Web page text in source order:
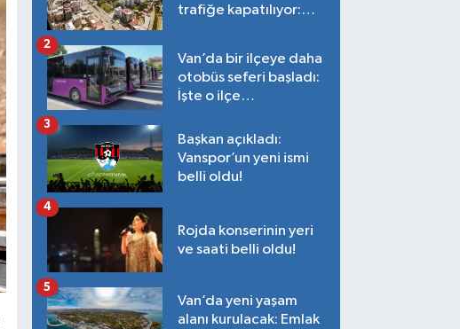
trafiğe kapatılıyor:
Van’da bir ilçeye daha
otobüs seferi başladı:
İşte o ilçe…
2
Başkan açıkladı:
Vanspor’un yeni ismi
belli oldu!
3
Rojda konserinin yeri
ve saati belli oldu!
4
Van’da yeni yaşam
alanı kurulacak: Emlak
5